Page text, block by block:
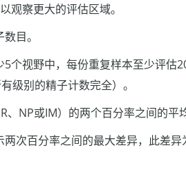
观察更大的评估区域。
目。
个视野中，每份重复样本至少评估
级别的精子计数完全）。
NP或IM）的两个百分率之间的平
次百分率之间的最大差异，此差异